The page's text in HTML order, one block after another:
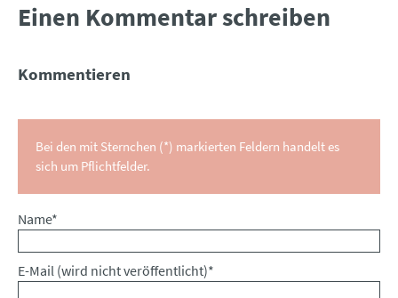
Einen Kommentar schreiben
Kommentieren
Bei den mit Sternchen (*) markierten Feldern handelt es
sich um Pflichtfelder.
Pflichtfeld
Name*
Pflichtfeld
E-Mail (wird nicht veröffentlicht)*